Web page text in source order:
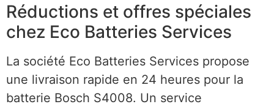
Réductions et offres spéciales
chez Eco Batteries Services
La société Eco Batteries Services propose
une livraison rapide en 24 heures pour la
batterie Bosch S4008. Un service